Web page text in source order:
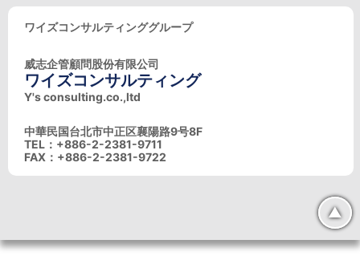
ワイズコンサルティンググループ
威志企管顧問股份有限公司
ワイズコンサルティング
Y's consulting.co.,ltd
中華民国台北市中正区襄陽路9号8F
TEL：+886-2-2381-9711
FAX：+886-2-2381-9722
▲